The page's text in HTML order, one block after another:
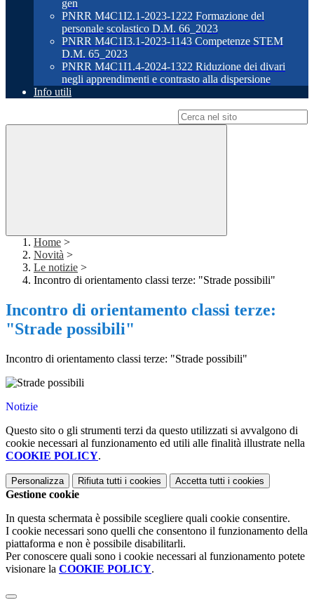
gen
PNRR M4C1I2.1-2023-1222 Formazione del
personale scolastico D.M. 66_2023
PNRR M4C1I3.1-2023-1143 Competenze STEM
D.M. 65_2023
PNRR M4C1I1.4-2024-1322 Riduzione dei divari
negli apprendimenti e contrasto alla dispersione
Info utili
Home >
Novità >
Le notizie >
Incontro di orientamento classi terze: "Strade possibili"
Incontro di orientamento classi terze:
"Strade possibili"
Incontro di orientamento classi terze: "Strade possibili"
Notizie
Questo sito o gli strumenti terzi da questo utilizzati si avvalgono di
cookie necessari al funzionamento ed utili alle finalità illustrate nella
COOKIE POLICY.
Personalizza Rifiuta tutti i cookies Accetta tutti i cookies
Gestione cookie
In questa schermata è possibile scegliere quali cookie consentire.
I cookie necessari sono quelli che consentono il funzionamento della
piattaforma e non è possibile disabilitarli.
Per conoscere quali sono i cookie necessari al funzionamento potete
visionare la COOKIE POLICY.